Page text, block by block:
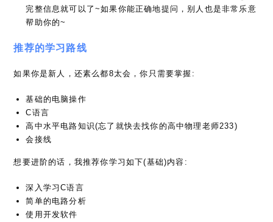
完整信息就可以了~如果你能正确地提问，别人也是非常乐意
帮助你的~
推荐的学习路线
如果你是新人，还素么都8太会，你只需要掌握:
基础的电脑操作
C语言
高中水平电路知识(忘了就快去找你的高中物理老师233)
会接线
想要进阶的话，我推荐你学习如下(基础)内容:
深入学习C语言
简单的电路分析
使用开发软件